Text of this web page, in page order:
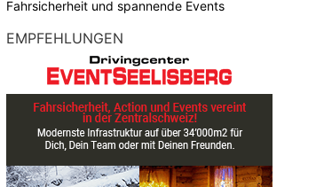
Fahrsicherheit und spannende Events
EMPFEHLUNGEN